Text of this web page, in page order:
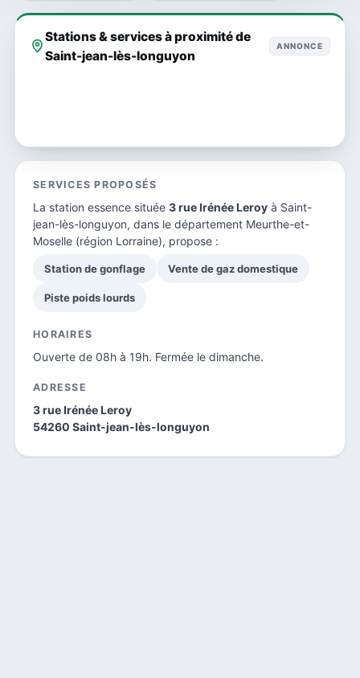
Stations & services à proximité de
Saint-jean-lès-longuyon
ANNONCE
SERVICES PROPOSÉS
La station essence située 3 rue Irénée Leroy à Saint-
jean-lès-longuyon, dans le département Meurthe-et-
Moselle (région Lorraine), propose :
Station de gonflage Vente de gaz domestique
Piste poids lourds
HORAIRES
Ouverte de 08h à 19h. Fermée le dimanche.
ADRESSE
3 rue Irénée Leroy
54260 Saint-jean-lès-longuyon